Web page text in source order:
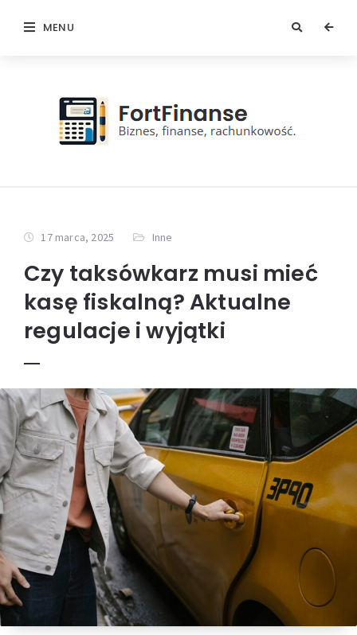
MENU
17 marca, 2025 Inne
Czy taksówkarz musi mieć
kasę fiskalną? Aktualne
regulacje i wyjątki